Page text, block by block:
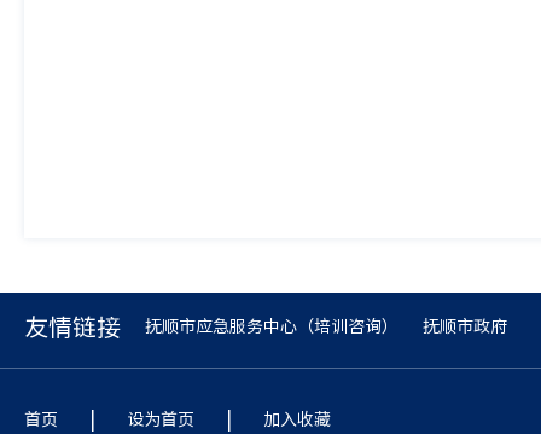
友情链接 抚顺市应急服务中心（培训咨询） 抚顺市政府
首页 | 设为首页 |
加入收藏